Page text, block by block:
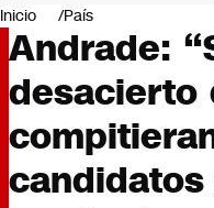
Negocios
Deportes
Programas completos
Cultura
Servicios
Bits
CNN Data
CNN tiempo
Inicio País
Andrade:
desacierto